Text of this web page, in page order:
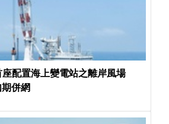
座配置海上變電站之離岸風場
併網